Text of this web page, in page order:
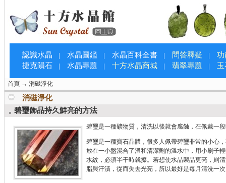
認識水晶 | 水晶圖鑑 | 水晶百科全書 | 問答釋疑 |
功
捷克隕石
| 水晶專題 | 十方水晶商城 | 翡翠專題 |
首頁 → 消磁淨化
消磁淨化
碧璽飾品持久鮮亮的方法
碧璽是一種礦物質，清洗以後就會腐蝕，在佩戴一
碧璽是一種寶石晶體，很多人佩帶碧璽非常的小心
放在一小盤混合了溫和清潔劑的溫水中，用小刷子
水紋，必須半干時就擦。若想使水晶製品更亮，則
脂與汗漬，從而失去光亮，所以最好是每月清洗一